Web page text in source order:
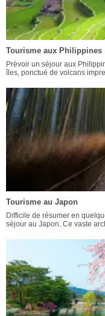
Tourisme aux Philippines
Prévoir un séjour aux
îles, ponctué de volcans
Tourisme au Japon
Difficile de résumer en
séjour au Japon. Ce vaste